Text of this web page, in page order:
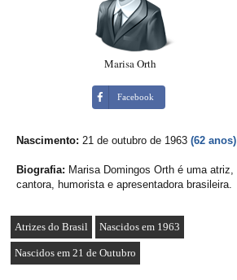
Marisa Orth
Facebook
Nascimento: 21 de outubro de 1963 (62 anos)
Biografia: Marisa Domingos Orth é uma atriz,
cantora, humorista e apresentadora brasileira.
Atrizes do Brasil Nascidos em 1963
Nascidos em 21 de Outubro